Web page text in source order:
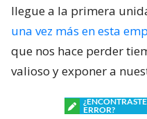
llegue a la primera
una vez más en esta
que nos hace perder
valioso y exponer a
ERROR?